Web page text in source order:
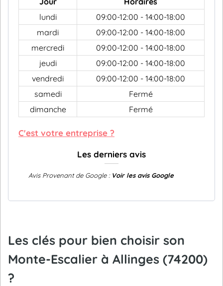
lundi
09:00-12:00 - 14:00-18:00
mardi
09:00-12:00 - 14:00-18:00
mercredi
09:00-12:00 - 14:00-18:00
jeudi
09:00-12:00 - 14:00-18:00
vendredi
09:00-12:00 - 14:00-18:00
samedi
Fermé
dimanche
Fermé
C'est votre entreprise ?
Les derniers avis
Avis Provenant de Google : Voir les avis Google
Les clés pour bien choisir son
Monte-Escalier à Allinges (74200)
?